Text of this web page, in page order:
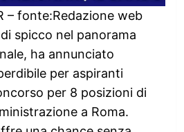
– fonte:Redazione web
spicco nel panorama
ha annunciato
per aspiranti
per 8 posizioni di
a Roma.